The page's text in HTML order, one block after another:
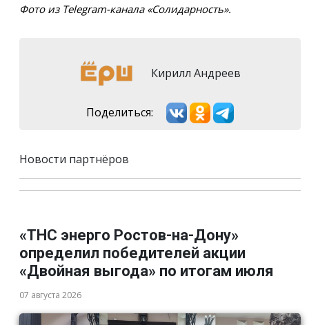
Фото из Telegram-канала «Солидарность».
Кирилл Андреев
Поделиться:
Новости партнёров
«ТНС энерго Ростов-на-Дону»
определил победителей акции
«Двойная выгода» по итогам июля
07 августа 2026